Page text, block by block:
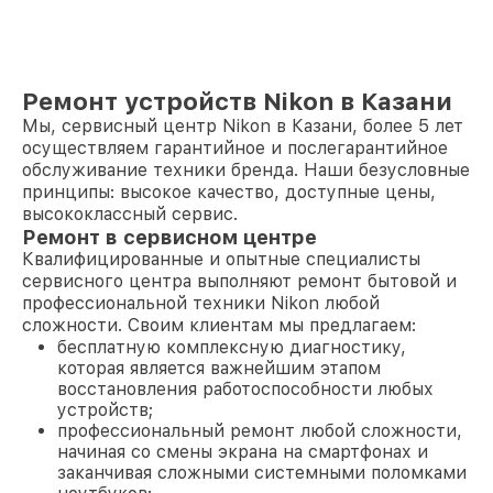
Ремонт устройств Nikon в Казани
Мы, сервисный центр Nikon в Казани, более 5 лет
осуществляем гарантийное и послегарантийное
обслуживание техники бренда. Наши безусловные
принципы: высокое качество, доступные цены,
высококлассный сервис.
Ремонт в сервисном центре
Квалифицированные и опытные специалисты
сервисного центра выполняют ремонт бытовой и
профессиональной техники Nikon любой
сложности. Своим клиентам мы предлагаем:
бесплатную комплексную диагностику,
которая является важнейшим этапом
восстановления работоспособности любых
устройств;
профессиональный ремонт любой сложности,
начиная со смены экрана на смартфонах и
заканчивая сложными системными поломками